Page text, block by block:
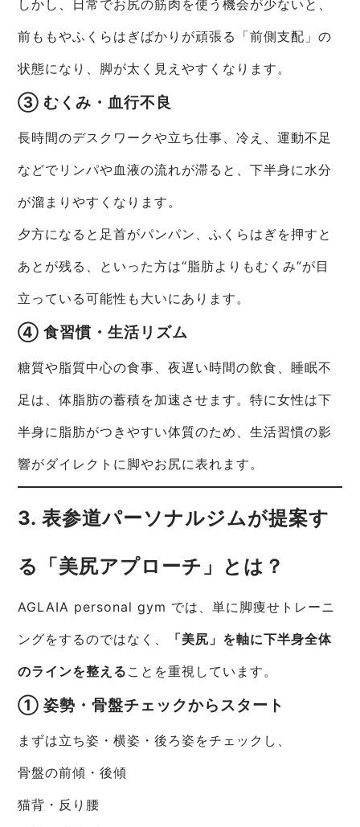
しかし、日常でお尻の筋肉を使う機会が少ないと、
前ももやふくらはぎばかりが頑張る「前側支配」の
状態になり、脚が太く見えやすくなります。
③ むくみ・血行不良
長時間のデスクワークや立ち仕事、冷え、運動不足
などでリンパや血液の流れが滞ると、下半身に水分
が溜まりやすくなります。
夕方になると足首がパンパン、ふくらはぎを押すと
あとが残る、といった方は“脂肪よりもむくみ”が目
立っている可能性も大いにあります。
④ 食習慣・生活リズム
糖質や脂質中心の食事、夜遅い時間の飲食、睡眠不
足は、体脂肪の蓄積を加速させます。特に女性は下
半身に脂肪がつきやすい体質のため、生活習慣の影
響がダイレクトに脚やお尻に表れます。
3. 表参道パーソナルジムが提案す
る「美尻アプローチ」とは？
AGLAIA personal gym では、単に脚痩せトレーニ
ングをするのではなく、
「美尻」を軸に下半身全体
のラインを整える ことを重視しています。
① 姿勢・骨盤チェックからスタート
まずは立ち姿・横姿・後ろ姿をチェックし、
骨盤の前傾・後傾
猫背・反り腰